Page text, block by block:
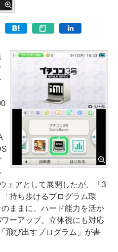
ェアとして展開したが、「3
持ち歩けるプログラム環
ままに、ハード能力を活か
ーアップ。立体視にも対応
飛び出すプログラム」が書